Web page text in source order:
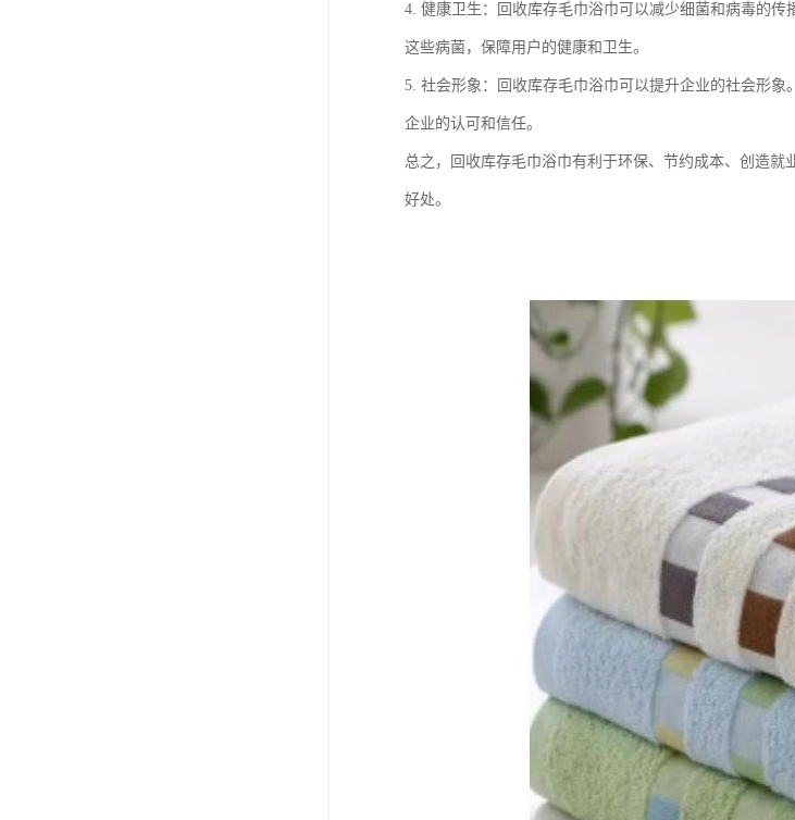
4. 健康卫生：回收库存毛巾浴巾可以减少细菌和病毒的
这些病菌，保障用户的健康和卫生。
5. 社会形象：回收库存毛巾浴巾可以提升企业的社会形
企业的认可和信任。
总之，回收库存毛巾浴巾有利于环保、节约成本、创造
好处。